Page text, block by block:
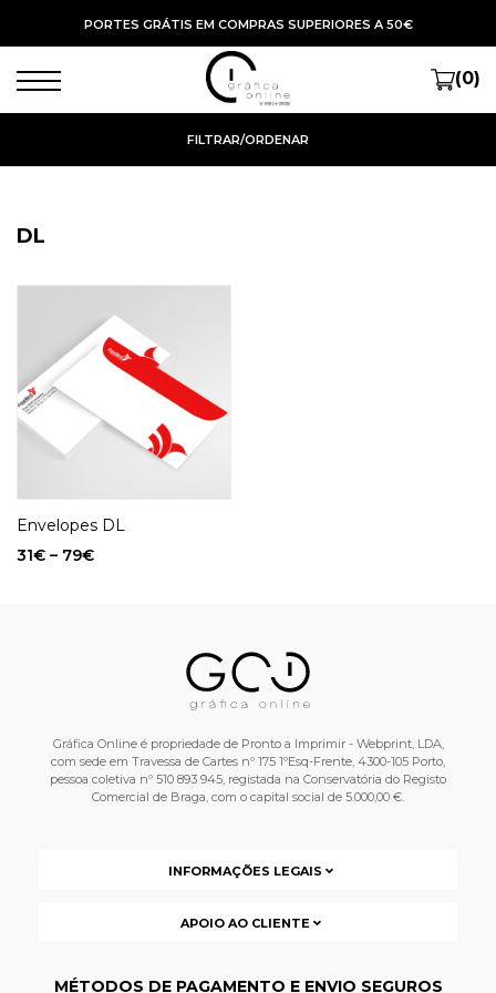
PORTES GRÁTIS EM COMPRAS SUPERIORES A 50€
(0)
FILTRAR/ORDENAR
DL
Envelopes DL
31€ – 79€
Gráfica Online é propriedade de Pronto a Imprimir - Webprint, LDA,
com sede em Travessa de Cartes nº 175 1ºEsq-Frente, 4300-105 Porto,
pessoa coletiva nº 510 893 945, registada na Conservatória do Registo
Comercial de Braga, com o capital social de 5.000,00 €.
INFORMAÇÕES LEGAIS
APOIO AO CLIENTE
MÉTODOS DE PAGAMENTO E ENVIO SEGUROS